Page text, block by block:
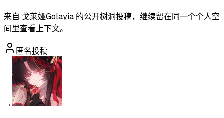
来自 戈莱娅Golayia 的公开树洞投稿，继续留在同一个个人空
间里查看上下文。
匿名投稿
→